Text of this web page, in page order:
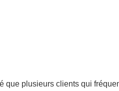
que plusieurs clients qui